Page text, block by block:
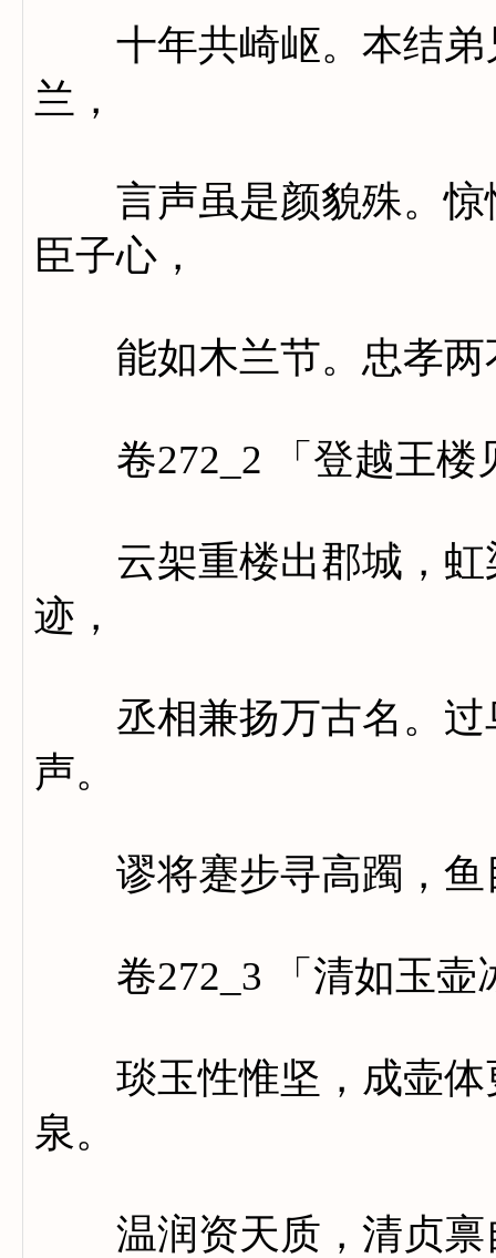
十年共崎岖。本结弟
兰，
言声虽是颜貌殊。惊
臣子心，
能如木兰节。忠孝两
卷272_2 「登越王楼
云架重楼出郡城，虹
迹，
丞相兼扬万古名。过
声。
谬将蹇步寻高躅，鱼
卷272_3 「清如玉壶
琰玉性惟坚，成壶体
泉。
温润资天质，清贞禀